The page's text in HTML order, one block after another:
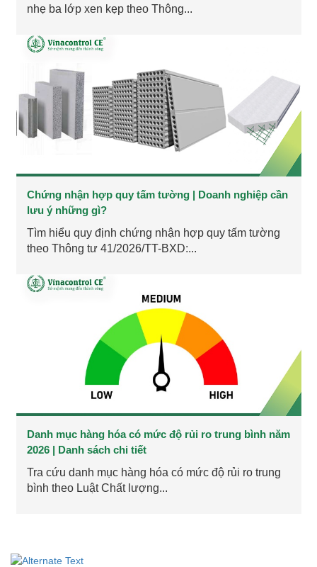
nhẹ ba lớp xen kẹp theo Thông...
Chứng nhận hợp quy tấm tường | Doanh nghiệp cần
lưu ý những gì?
Tìm hiểu quy định chứng nhận hợp quy tấm tường
theo Thông tư 41/2026/TT-BXD:...
Danh mục hàng hóa có mức độ rủi ro trung bình năm
2026 | Danh sách chi tiết
Tra cứu danh mục hàng hóa có mức độ rủi ro trung
bình theo Luật Chất lượng...